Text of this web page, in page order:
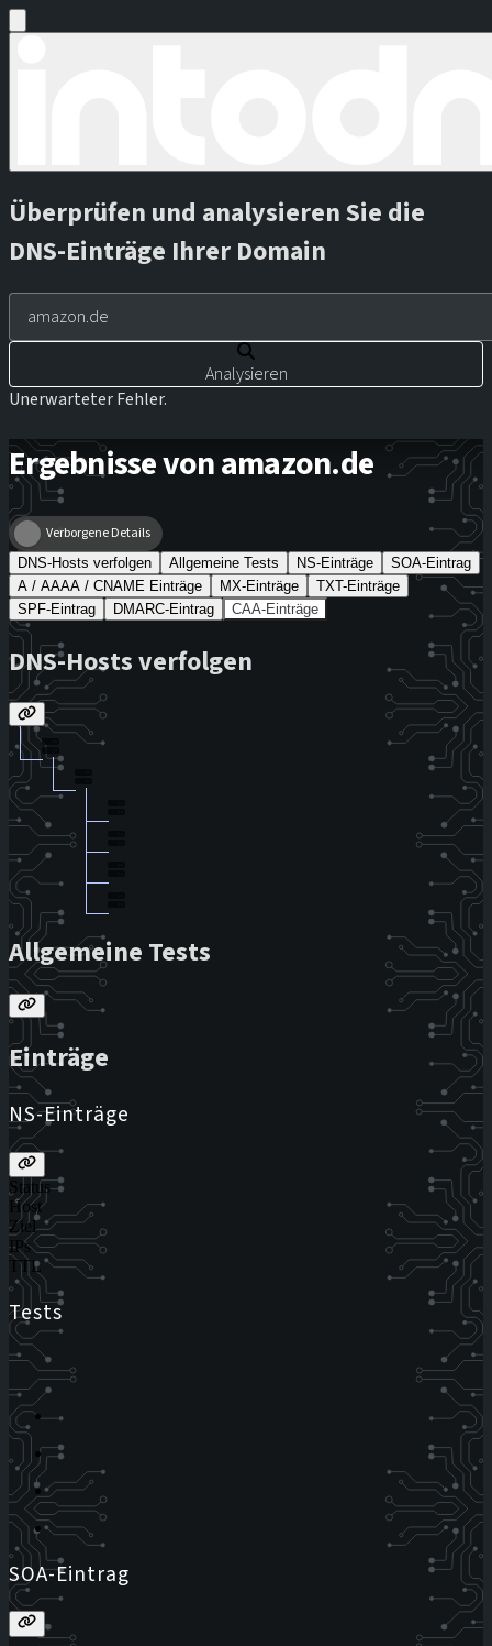
Überprüfen und analysieren Sie die
DNS-Einträge Ihrer Domain
Analysieren
Unerwarteter Fehler.
Ergebnisse von amazon.de
Verborgene Details
DNS-Hosts verfolgen Allgemeine Tests NS-Einträge
SOA-Eintrag
A / AAAA / CNAME Einträge
MX-Einträge
TXT-Einträge
SPF-Eintrag
DMARC-Eintrag CAA-Einträge
DNS-Hosts verfolgen
Allgemeine Tests
Einträge
NS-Einträge
Status
Host
Ziel
IPs
TTL
Tests
SOA-Eintrag